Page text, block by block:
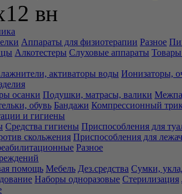
вн
Аппараты для физиотерапии Разное
Алкотестеры Слуховые аппараты Товары
активаторы воды Ионизаторы,
осанки Подушки, матрасы, валики
обувь Бандажи Компрессионный
и гигиены
Средства гигиены Приспособления для
скольжения Приспособления для
Разное
помощь Мебель Дез.средства Сумки,
Наборы одноразовые Стерилизация